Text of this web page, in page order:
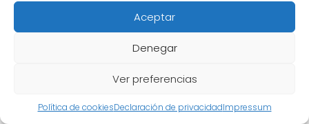
Aceptar
Denegar
Ver preferencias
Política de cookiesDeclaración de privacidadImpressum
Desde que se reveló la existencia de la
del saiyajin, los fanáticos han estado
ansiosos por conocer su nombre. Durante
resolver en el universo de Dragon Ball.